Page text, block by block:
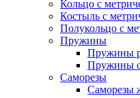
Кольцо с
Костыль с
Полукольцо с
Пружины
Пружины
Пружины
Саморезы
Саморезы